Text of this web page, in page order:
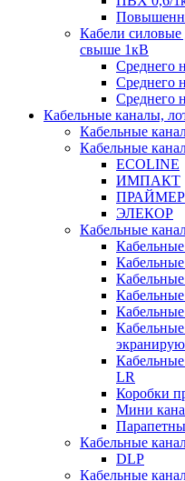
Кабели силовые
свыше 1кВ
Среднего
Среднего
Среднего
Кабельные каналы,
Кабельные
Кабельные
ECOLINE
ИМПАКТ
ПРАЙМЕР
ЭЛЕКОР
Кабельные
LR
Коробки
Мини
Кабельные
DLP
Кабельные